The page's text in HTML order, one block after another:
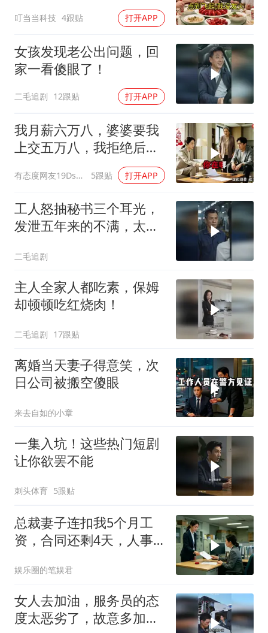
叮当当科技 4跟贴 打开APP
女孩发现老公出问题，回
家一看傻眼了！
二毛追剧 12跟贴 打开APP
我月薪六万八，婆婆要我
上交五万八，我拒绝后她
换了门锁，12天后我决意
离婚
有态度网友19Dsym 5跟贴 打开APP
工人怒抽秘书三个耳光，
发泄五年来的不满，太解
二毛追剧
主人全家人都吃素，保姆
却顿顿吃红烧肉！
二毛追剧 17跟贴
离婚当天妻子得意笑，次
日公司被搬空傻眼
来去自如的小章
一集入坑！这些热门短剧
让你欲罢不能
刺头体育 5跟贴
总裁妻子连扣我5个月工
资，合同还剩4天，人事
娱乐圈的笔娱君
女人去加油，服务员的态
度太恶劣了，故意多加油